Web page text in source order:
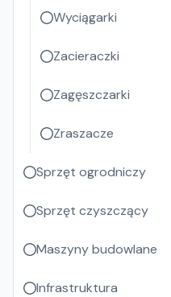
Wyciągarki
Zacieraczki
Zagęszczarki
Zraszacze
Sprzęt ogrodniczy
Sprzęt czyszczący
Maszyny budowlane
Infrastruktura